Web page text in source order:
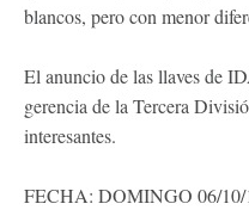
blancos, pero con menor
El anuncio de las llaves de
gerencia de la Tercera
interesantes.
FECHA: DOMINGO 06/10/